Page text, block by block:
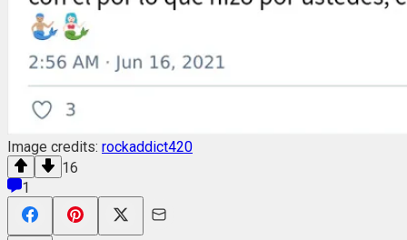
Image credits: rockaddict420
16
1